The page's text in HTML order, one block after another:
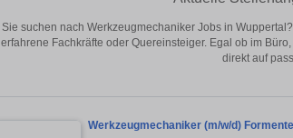
Sie suchen nach Werkzeugmechaniker Jobs in
erfahrene Fachkräfte oder Quereinsteiger. Egal ob im
direkt auf
Werkzeugmechaniker (m/w/d)